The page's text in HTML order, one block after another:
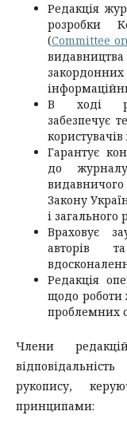
Редакція
розробки
(Committee
видавництва
В ході
забезпечує
Гарантує
до
Закону
і загального
Враховує
авторів
Редакція
щодо роботи
проблемних
Члени
рукопису,
принципами: